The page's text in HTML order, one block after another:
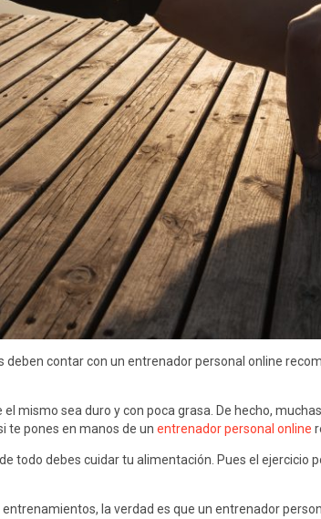
contar con un entrenador personal online
mismo sea duro y con poca grasa. De hecho,
te pones en manos de un entrenador personal online
todo debes cuidar tu alimentación. Pues el ejercicio
la verdad es que un entrenador